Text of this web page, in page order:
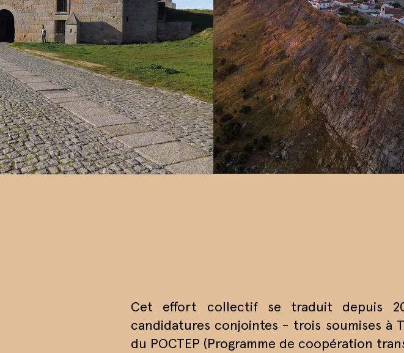
Cet effort collectif se traduit depuis
candidatures conjointes - trois soumises à
du POCTEP (Programme de coopération